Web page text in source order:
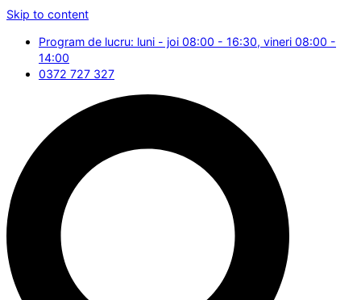
Skip to content
Program de lucru: luni - joi 08:00 - 16:30, vineri 08:00 -
14:00
0372 727 327